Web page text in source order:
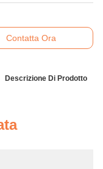
Contatta Ora
Descrizione Di Prodotto